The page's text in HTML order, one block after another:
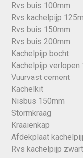
Rvs buis 100mm
Rvs kachelpijp
Rvs buis 150mm
Rvs buis 200mm
Kachelpijp bocht
Kachelpijp verlopen
Vuurvast cement
Kachelkit
Nisbus 150mm
Stormkraag
Kraaienkap
Afdekplaat
Rvs kachelpijp